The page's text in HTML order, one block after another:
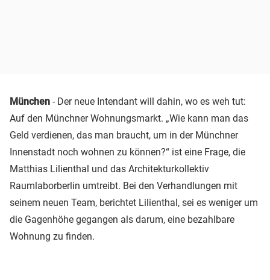
München - Der neue Intendant will dahin, wo es weh tut:
Auf den Münchner Wohnungsmarkt. „Wie kann man das
Geld verdienen, das man braucht, um in der Münchner
Innenstadt noch wohnen zu können?“ ist eine Frage, die
Matthias Lilienthal und das Architekturkollektiv
Raumlaborberlin umtreibt. Bei den Verhandlungen mit
seinem neuen Team, berichtet Lilienthal, sei es weniger um
die Gagenhöhe gegangen als darum, eine bezahlbare
Wohnung zu finden.